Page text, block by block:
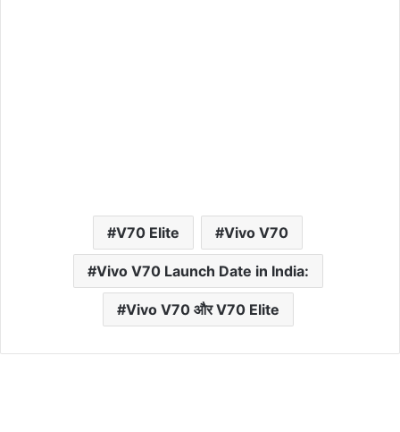
V70 Elite Vivo V70
Vivo V70 Launch Date in India:
Vivo V70 और V70 Elite